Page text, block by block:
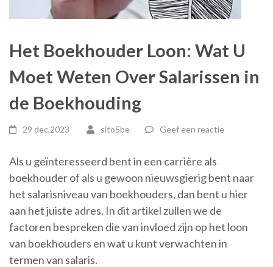
Het Boekhouder Loon: Wat U
Moet Weten Over Salarissen in
de Boekhouding
29 dec,2023 sito5be Geef een reactie
Als u geïnteresseerd bent in een carrière als
boekhouder of als u gewoon nieuwsgierig bent naar
het salarisniveau van boekhouders, dan bent u hier
aan het juiste adres. In dit artikel zullen we de
factoren bespreken die van invloed zijn op het loon
van boekhouders en wat u kunt verwachten in
termen van salaris.